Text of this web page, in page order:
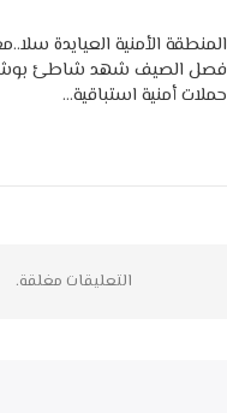
‏المنطقة الأمنية العيايدة
فصل الصيف شهد شاطئ
حملات أمنية استباقية…
التعليقات مغلقة.